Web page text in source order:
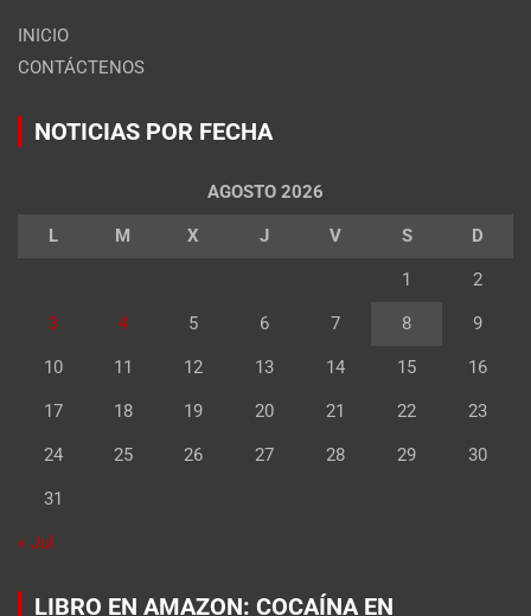
INICIO
CONTÁCTENOS
NOTICIAS POR FECHA
AGOSTO 2026
L M X J V S D
1 2
3 4 5 6 7 8 9
10 11 12 13 14 15 16
17 18 19 20 21 22 23
24 25 26 27 28 29 30
31
« Jul
LIBRO EN AMAZON: COCAÍNA EN